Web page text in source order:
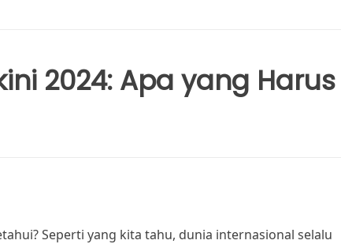
2024: Apa yang Harus
Seperti yang kita tahu, dunia internasional selalu